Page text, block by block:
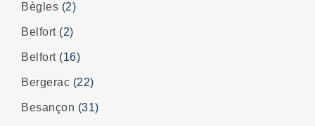
Bègles (2)
Belfort (2)
Belfort (16)
Bergerac (22)
Besançon (31)